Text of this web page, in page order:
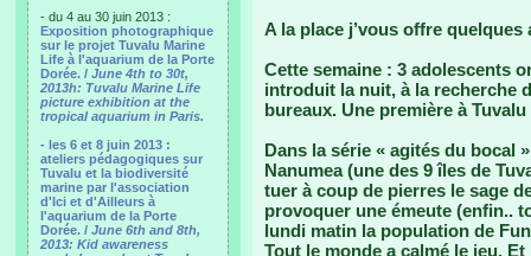
- du 4 au 30 juin 2013 :
Exposition photographique
sur le projet Tuvalu Marine
Life à l'aquarium de la Porte
Dorée. / June 4th to 30t,
2013h: Tuvalu Marine Life
picture exhibition at the
tropical aquarium in Paris.
- les 6 et 8 juin 2013 :
ateliers pédagogiques sur
Tuvalu et la biodiversité
marine par l'association
d'Ici et d'Ailleurs à
l'aquarium de la Porte
Dorée. / June 6th and 8th,
2013: Kid awareness
A la place j’vous offre
Cette semaine : 3 adolescents
introduit la nuit, à la recherche
bureaux. Une première à Tuvalu
Dans la série « agités du bocal
Nanumea (une des 9 îles de
tuer à coup de pierres le sage
provoquer une émeute (enfin..
lundi matin la population de
Tout le monde a calmé le jeu.